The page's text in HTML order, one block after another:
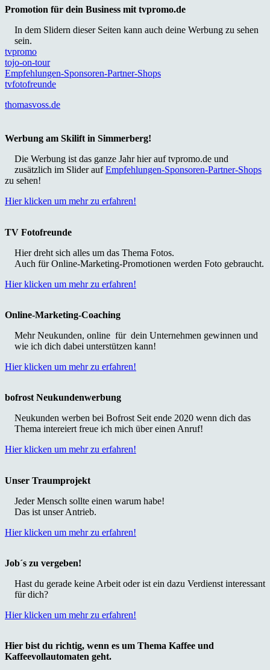
Promotion für dein Business mit tvpromo.de
In dem Slidern dieser Seiten kann auch deine Werbung zu sehen
sein.
tvpromo
tojo-on-tour
Empfehlungen-Sponsoren-Partner-Shops
tvfotofreunde
thomasvoss.de
Werbung am Skilift in Simmerberg!
Die Werbung ist das ganze Jahr hier auf tvpromo.de und
zusätzlich im Slider aufEmpfehlungen-Sponsoren-Partner-Shops
zu sehen!
Hier klicken um mehr zu erfahren!
TV Fotofreunde
Hier dreht sich alles um das Thema Fotos.
Auch für Online-Marketing-Promotionen werden Foto gebraucht.
Hier klicken um mehr zu erfahren!
Online-Marketing-Coaching
Mehr Neukunden, online für dein Unternehmen gewinnen und
wie ich dich dabei unterstützen kann!
Hier klicken um mehr zu erfahren!
bofrost Neukundenwerbung
Neukunden werben bei Bofrost Seit ende 2020 wenn dich das
Thema intereiert freue ich mich über einen Anruf!
Hier klicken um mehr zu erfahren!
Unser Traumprojekt
Jeder Mensch sollte einen warum habe!
Das ist unser Antrieb.
Hier klicken um mehr zu erfahren!
Job´s zu vergeben!
Hast du gerade keine Arbeit oder ist ein dazu Verdienst interessant
für dich?
Hier klicken um mehr zu erfahren!
Hier bist du richtig, wenn es um Thema Kaffee und
Kaffeevollautomaten geht.